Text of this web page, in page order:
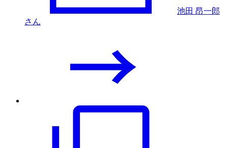
池田 昂一郎
さん